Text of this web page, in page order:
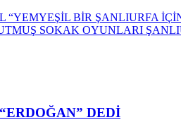
“YEMYEŞİL BİR ŞANLIURFA
SOKAK OYUNLARI
DEDİ